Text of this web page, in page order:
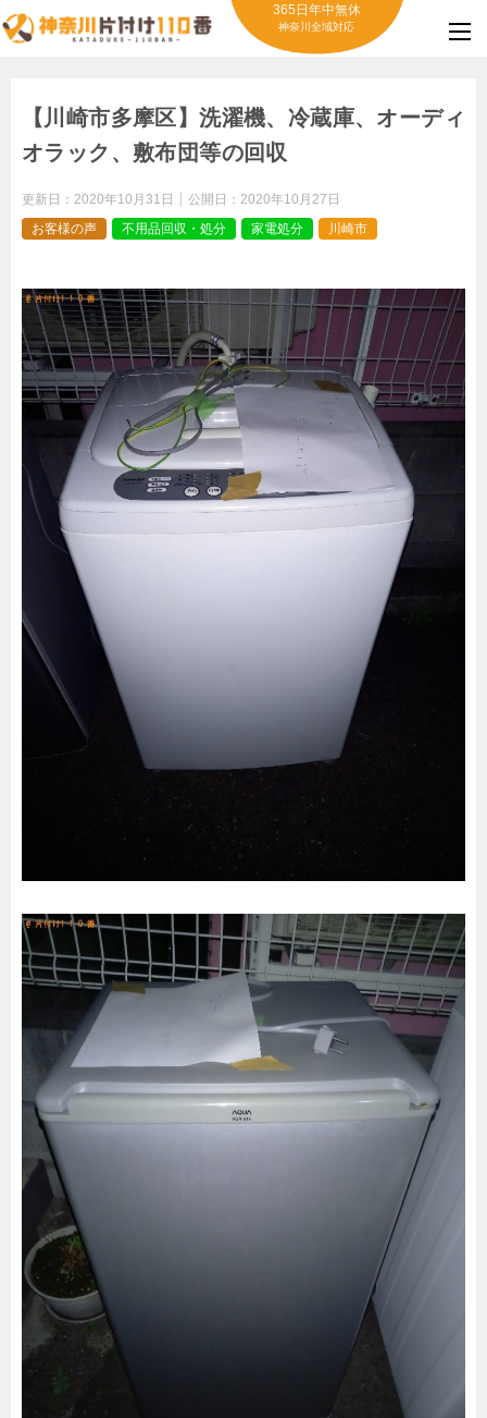
365日年中無休
神奈川全域対応
【川崎市多摩区】洗濯機、冷蔵庫、オーディ
オラック、敷布団等の回収
更新日： 2020年10月31日 公開日： 2020年10月27日
お客様の声
不用品回収・処分 家電処分 川崎市